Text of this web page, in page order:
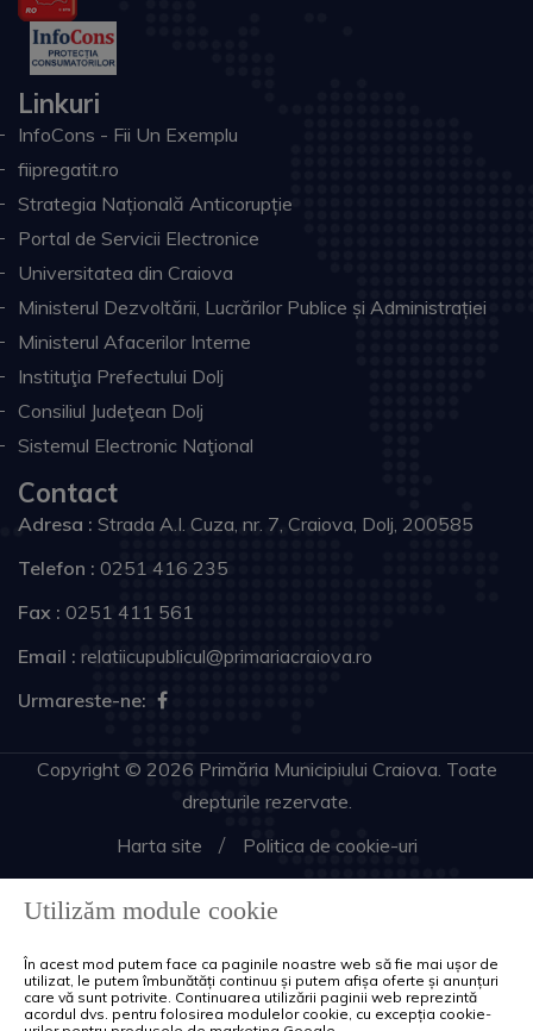
Linkuri
InfoCons - Fii Un Exemplu
fiipregatit.ro
Strategia Națională Anticorupție
Portal de Servicii Electronice
Universitatea din Craiova
Ministerul Dezvoltării, Lucrărilor Publice și Administrației
Ministerul Afacerilor Interne
Instituţia Prefectului Dolj
Consiliul Judeţean Dolj
Sistemul Electronic Naţional
Contact
Adresa : Strada A.I. Cuza, nr. 7, Craiova, Dolj, 200585
Telefon : 0251 416 235
Fax : 0251 411 561
Email : relatiicupublicul@primariacraiova.ro
Urmareste-ne:
Copyright © 2026 Primăria Municipiului Craiova. Toate
drepturile rezervate.
Harta site
Politica de cookie-uri
Utilizăm module cookie
În acest mod putem face ca paginile noastre web să fie mai ușor de
utilizat, le putem îmbunătăți continuu și putem afișa oferte și anunțuri
care vă sunt potrivite. Continuarea utilizării paginii web reprezintă
acordul dvs. pentru folosirea modulelor cookie, cu excepția cookie-